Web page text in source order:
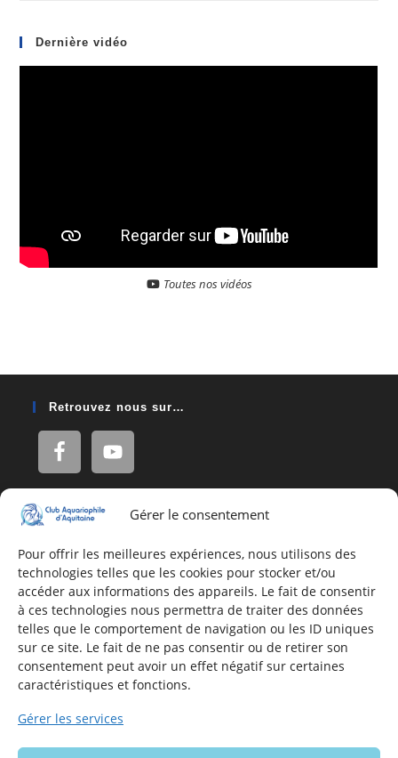
Gérer le consentement
Pour offrir les meilleures expériences, nous utilisons des
technologies telles que les cookies pour stocker et/ou
accéder aux informations des appareils. Le fait de consentir
à ces technologies nous permettra de traiter des données
telles que le comportement de navigation ou les ID uniques
sur ce site. Le fait de ne pas consentir ou de retirer son
consentement peut avoir un effet négatif sur certaines
caractéristiques et fonctions.
Gérer les services
Dernière vidéo
Toutes nos vidéos
Retrouvez nous sur…
Adresse
16, Rue Léon Blum
33140 Villenave d'Ornon
Nous contacter
Formulaire de contact
E-mail